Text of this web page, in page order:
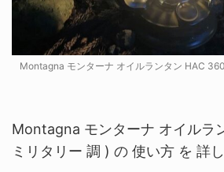
Montagna モンターナ オイルランタン HAC
Montagna モンターナ オイルラ
ミリタリー 調 ) の 使い方 を 詳